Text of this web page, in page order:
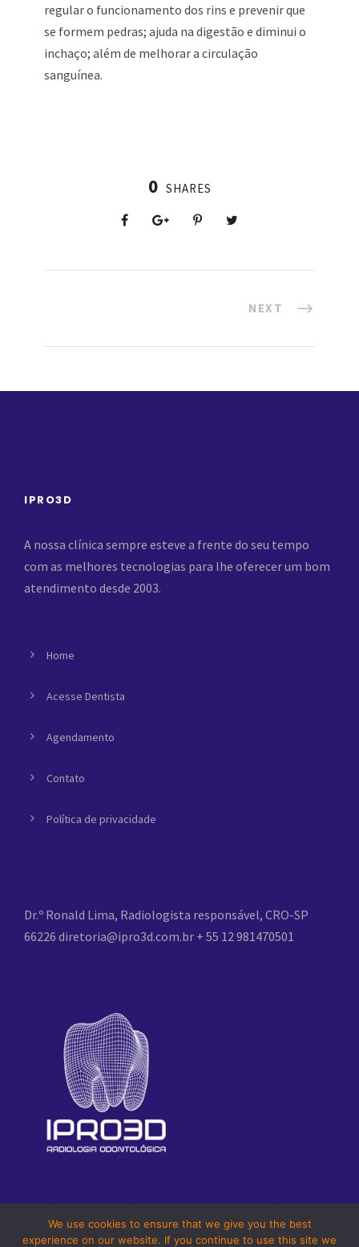
regular o funcionamento dos rins e prevenir que
se formem pedras; ajuda na digestão e diminui o
inchaço; além de melhorar a circulação
sanguínea.
0 SHARES
NEXT
IPRO3D
A nossa clínica sempre esteve a frente do seu tempo
com as melhores tecnologias para lhe oferecer um bom
atendimento desde 2003.
Home
Acesse Dentista
Agendamento
Contato
Política de privacidade
Dr.º Ronald Lima, Radiologista responsável, CRO-SP
66226 diretoria@ipro3d.com.br + 55 12 981470501
We use cookies to ensure that we give you the best
experience on our website. If you continue to use this site we